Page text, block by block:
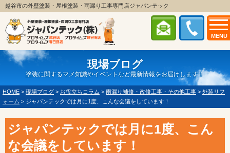
MENU
越谷市の外壁塗装・屋根塗装・雨漏り工事専門店ジャパンテック
現場ブログ
塗装に関するマメ知識やイベントなど最新情報をお届けします！
HOME > 現場ブログ > お役立ちコラム > 雨漏り補修・改修工事・その他工事 > 外装リフ
ォーム > ジャパンテックでは月に1度、こんな会議をしています！
ジャパンテックでは月に1度、こん
な会議をしています！